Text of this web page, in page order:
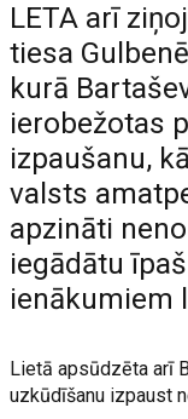
LETA arī
tiesa
kurā
ierobežotas
izpaušanu,
valsts
apzināti
iegādātu
ienākumiem
Lietā apsūdzēta arī
uzkūdīšanu izpaust